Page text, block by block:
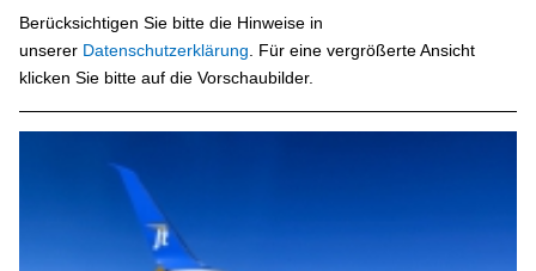
Berücksichtigen Sie bitte die Hinweise in
unserer Datenschutzerklärung . Für eine vergrößerte Ansicht
klicken Sie bitte auf die Vorschaubilder.